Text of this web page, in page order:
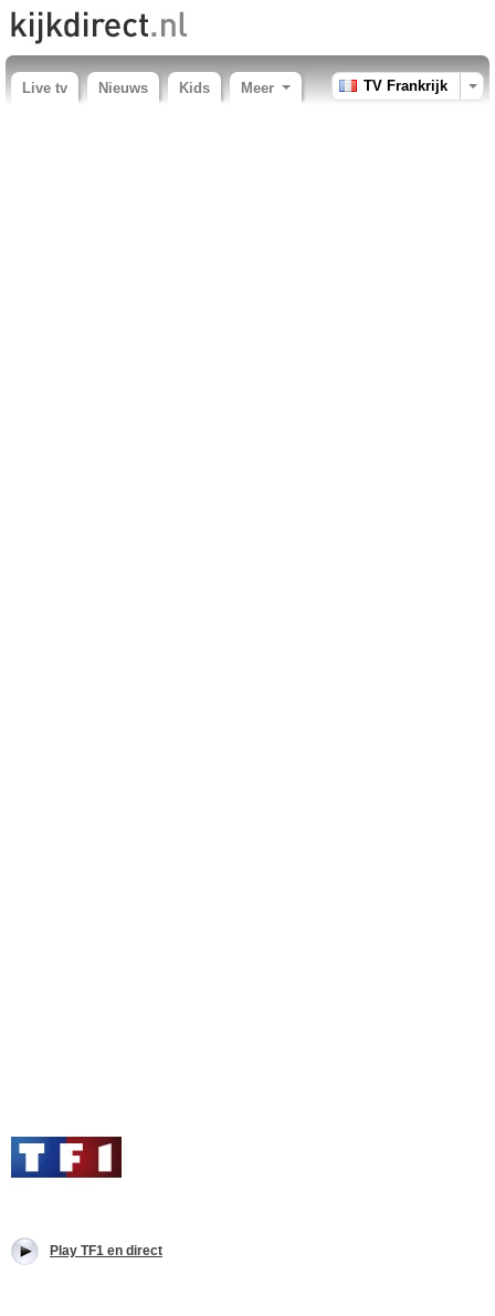
Live tv Nieuws Kids Meer TV Frankrijk
Play TF1 en direct